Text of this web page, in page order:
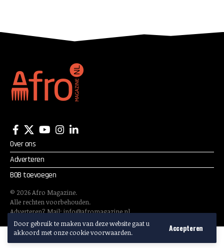
Door gebruik te maken van deze website gaat u
akkoord met onze cookie voorwaarden.
Accepteren
Over ons
Adverteren
BOB toevoegen
© 2026Afro Magazine.
Alle rechten voorbehouden.
Adverteren? Mail:info@afromagazine.nl